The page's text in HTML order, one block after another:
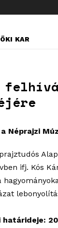
KAR
Néprajzi
ifj. Kós